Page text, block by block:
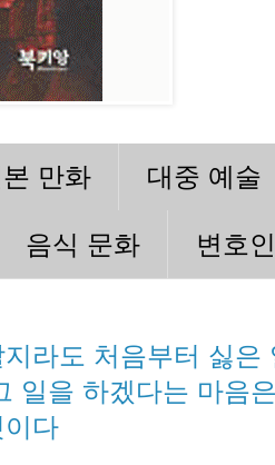
만화 대중 예술
음식 문화 변호인
라도 처음부터 싫은
일을 하겠다는 마음
다